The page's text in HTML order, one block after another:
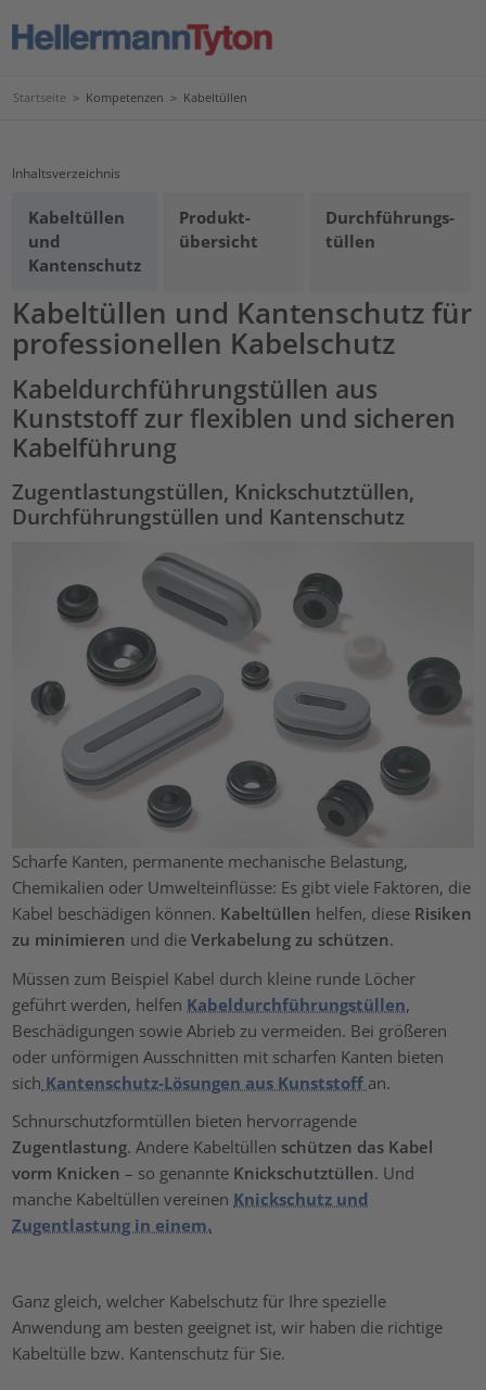
Startseite > Kompetenzen > Kabeltüllen
Inhaltsverzeichnis
Kabeltüllen
und
Kantenschutz
Produkt-
übersicht
Durchführungs-
tüllen
Kabeltüllen und Kantenschutz für
professionellen Kabelschutz
Kabeldurchführungstüllen aus
Kunststoff zur flexiblen und sicheren
Kabelführung
Zugentlastungstüllen, Knickschutztüllen,
Durchführungstüllen und Kantenschutz
Scharfe Kanten, permanente mechanische Belastung,
Chemikalien oder Umwelteinflüsse: Es gibt viele Faktoren, die
Kabel beschädigen können. Kabeltüllen helfen, diese Risiken
zu minimieren und dieVerkabelung zu schützen.
Müssen zum Beispiel Kabel durch kleine runde Löcher
geführt werden, helfen Kabeldurchführungstüllen,
Beschädigungen sowie Abrieb zu vermeiden. Bei größeren
oder unförmigen Ausschnitten mit scharfen Kanten bieten
sich Kantenschutz-Lösungen aus Kunststoff an.
Schnurschutzformtüllen bieten hervorragende
Zugentlastung. Andere Kabeltüllen schützen das Kabel
vorm Knicken – so genannte Knickschutztüllen. Und
manche Kabeltüllen vereinen Knickschutz und
Zugentlastung in einem.
Ganz gleich, welcher Kabelschutz für Ihre spezielle
Anwendung am besten geeignet ist, wir haben die richtige
Kabeltülle bzw. Kantenschutz für Sie.